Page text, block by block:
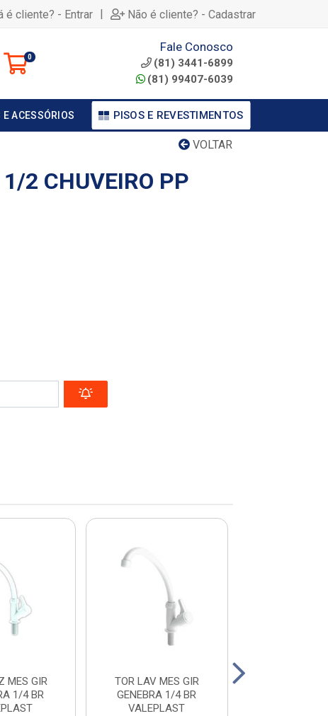
é cliente? - Entrar | Não é cliente? - Cadastrar
0
Fale Conosco
(81) 3441-6899
(81) 99407-6039
E ACESSÓRIOS PISOS E REVESTIMENTOS
VOLTAR
2 CHUVEIRO PP
MES GIR
1/4 BR
TOR LAV MES GIR
GENEBRA 1/4 BR
VALEPLAST